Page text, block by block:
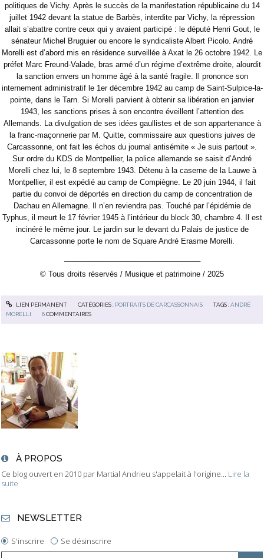
À PROPOS
Ce blog ouvert en 2010 par Martial Andrieu s'appelait à l'origine... Lire la
suite
NEWSLETTER
S'inscrire Se désinscrire
politiques de Vichy. Après le succès de la manifestation républicaine du 14
juillet 1942 devant la statue de Barbès, interdite par Vichy, la répression
allait s’abattre contre ceux qui y avaient participé : le député Henri Gout, le
sénateur Michel Bruguier ou encore le syndicaliste Albert Picolo. André
Morelli est d’abord mis en résidence surveillée à Axat le 26 octobre 1942. Le
préfet Marc Freund-Valade, bras armé d’un régime d’extrême droite, alourdit
la sanction envers un homme âgé à la santé fragile. Il prononce son
internement administratif le 1er décembre 1942 au camp de Saint-Sulpice-la-
pointe, dans le Tarn. Si Morelli parvient à obtenir sa libération en janvier
1943, les sanctions prises à son encontre éveillent l’attention des
Allemands. La divulgation de ses idées gaullistes et de son appartenance à
la franc-maçonnerie par M. Quitte, commissaire aux questions juives de
Carcassonne, ont fait les échos du journal antisémite « Je suis partout ».
Sur ordre du KDS de Montpellier, la police allemande se saisit d’André
Morelli chez lui, le 8 septembre 1943. Détenu à la caserne de la Lauwe à
Montpellier, il est expédié au camp de Compiègne. Le 20 juin 1944, il fait
partie du convoi de déportés en direction du camp de concentration de
Dachau en Allemagne. Il n’en reviendra pas. Touché par l’épidémie de
Typhus, il meurt le 17 février 1945 à l’intérieur du block 30, chambre 4. Il est
incinéré le même jour. Le jardin sur le devant du Palais de justice de
Carcassonne porte le nom de Square André Erasme Morelli.
© Tous droits réservés / Musique et patrimoine / 2025
LIEN PERMANENT CATÉGORIES : PORTRAITS DE CARCASSONNAIS TAGS :ANDRÉ
MORELLI
6 COMMENTAIRES